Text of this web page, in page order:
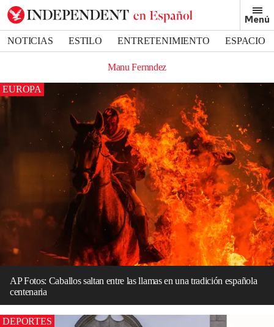
Menú
NOTICIAS ESTILO ENTRETENIMIENTO
ESPACIO
Manu Fernndez
EUROPA
AP Fotos: Caballos saltan entre las llamas en una tradición española
centenaria
DEPORTES